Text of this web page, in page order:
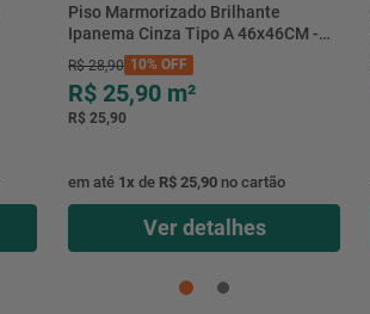
Piso Marmorizado Brilhante
Ipanema Cinza Tipo A 46x46CM -
01.012771 - Cerbras
R$ 28,90 10% OFF
R$ 25,90 m²
R$ 25,90
em até 1x de R$ 25,90 no cartão
Ver detalhes